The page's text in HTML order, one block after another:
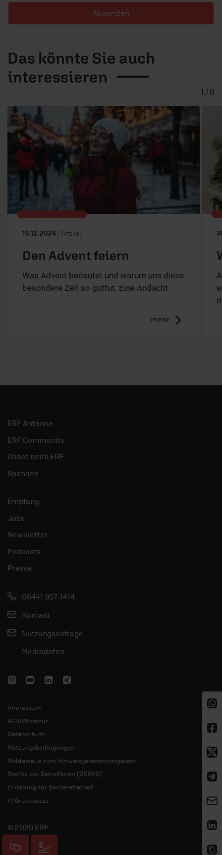
Absenden
Das könnte Sie auch
interessieren
16.12.2024 / Artikel
Den Advent feiern
Was Advent bedeutet und warum uns diese
besondere Zeit so guttut. Eine Andacht.
mehr
1 / 9
ERF Antenne
ERF Community
Gebet beim ERF
Spenden
Empfang
Jobs
Newsletter
Podcasts
Presse
06441 957-1414
Kontakt
Nutzungsanfrage
Mediadaten
Impressum
AGB/Widerruf
Datenschutz
Nutzungsbedingungen
Meldestelle zum Hinweisgeberschutzgesetz
Rechte der Betroffenen (DSGVO)
Erklärung zur Barrierefreiheit
KI Grundsätze
© 2026 ERF